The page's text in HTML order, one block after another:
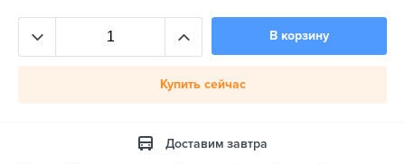
В корзину
Купить сейчас
Доставим завтра